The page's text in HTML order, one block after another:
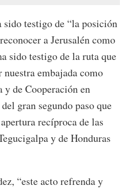
sido testigo de “la posición
a Jerusalén como
sido testigo de la ruta que
embajada como
de Cooperación en
gran segundo paso que
recíproca de las
y de Honduras
“este acto refrenda y